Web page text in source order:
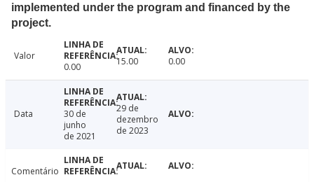
implemented under the program and financed by the
project.
Valor
0.00
15.00 0.00
Data
30 de
junho
de 2021
29 de
dezembro
de 2023
Comentário